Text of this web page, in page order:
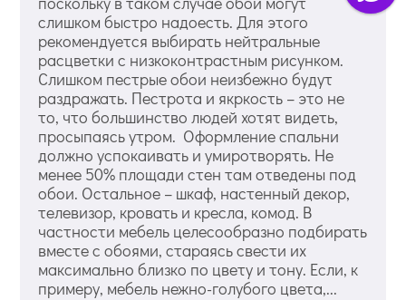
слишком быстро надоесть. Для этого
рекомендуется выбирать нейтральные
расцветки с низкоконтрастным рисунком.
Слишком пестрые обои неизбежно будут
раздражать. Пестрота и якркость – это не
то, что большинство людей хотят видеть,
просыпаясь утром. Оформление спальни
должно успокаивать и умиротворять. Не
менее 50% площади стен там отведены под
обои. Остальное – шкаф, настенный декор,
телевизор, кровать и кресла, комод. В
частности мебель целесообразно подбирать
вместе с обоями, стараясь свести их
максимально близко по цвету и тону. Если, к
примеру, мебель нежно-голубого цвета,...